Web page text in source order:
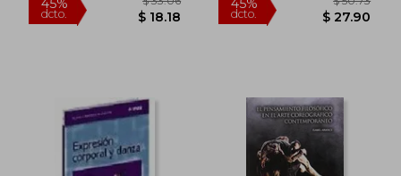
45%
dcto.
45%
dcto.